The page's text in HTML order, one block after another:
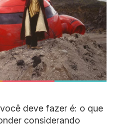
deve fazer é: o que
considerando